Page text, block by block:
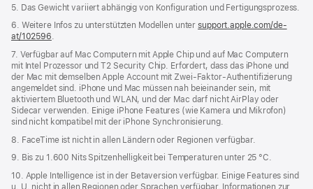
5. Das Gewicht variiert abhängig von Konfiguration und Fertigungsprozess.
6. Weitere Infos zu unterstützten Modellen untersupport.apple.com/de-
at/102596.
7. Verfügbar auf Mac Computern mit Apple Chip und auf Mac Computern
mit Intel Prozessor und T2 Security Chip. Erfordert, dass das iPhone und
der Mac mit demselben Apple Account mit Zwei-Faktor-Authentifizierung
angemeldet sind. iPhone und Mac müssen nah beieinander sein, mit
aktiviertem Bluetooth und WLAN, und der Mac darf nicht AirPlay oder
Sidecar verwenden. Einige iPhone Features (wie Kamera und Mikrofon)
sind nicht kompatibel mit der iPhone Synchronisierung.
8. FaceTime ist nicht in allen Ländern oder Regionen verfügbar.
9. Bis zu 1.600 Nits Spitzenhelligkeit bei Temperaturen unter 25 °C.
10. Apple Intelligence ist in der Betaversion verfügbar. Einige Features sind
u. U. nicht in allen Regionen oder Sprachen verfügbar. Informationen zur